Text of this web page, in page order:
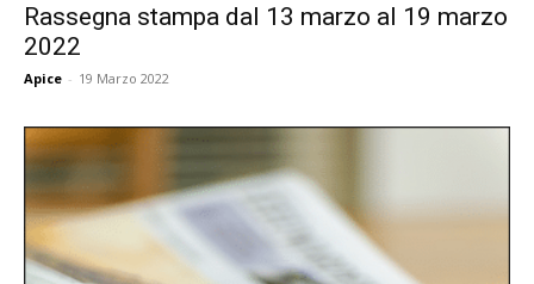
Rassegna stampa dal 13 marzo al 19 marzo
2022
Apice - 19 Marzo 2022